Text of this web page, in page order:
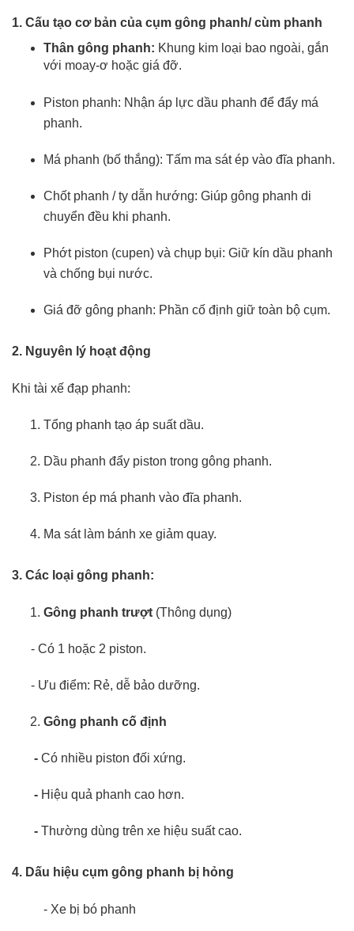
1. Cấu tạo cơ bản của cụm gông phanh/cùm phanh
Thân gông phanh: Khung kim loại bao ngoài, gắn
với moay-ơ hoặc giá đỡ.
Piston phanh: Nhận áp lực dầu phanh để đẩy má
phanh.
Má phanh (bố thắng): Tấm ma sát ép vào đĩa phanh.
Chốt phanh / ty dẫn hướng: Giúp gông phanh di
chuyển đều khi phanh.
Phớt piston (cupen) và chụp bụi: Giữ kín dầu phanh
và chống bụi nước.
Giá đỡ gông phanh: Phần cố định giữ toàn bộ cụm.
2. Nguyên lý hoạt động
Khi tài xế đạp phanh:
Tổng phanh tạo áp suất dầu.
Dầu phanh đẩy piston trong gông phanh.
Piston ép má phanh vào đĩa phanh.
Ma sát làm bánh xe giảm quay.
3. Các loại gông phanh:
Gông phanh trượt (Thông dụng)
- Có 1 hoặc 2 piston.
- Ưu điểm: Rẻ, dễ bảo dưỡng.
Gông phanh cố định
- Có nhiều piston đối xứng.
- Hiệu quả phanh cao hơn.
- Thường dùng trên xe hiệu suất cao.
4. Dấu hiệu cụm gông phanh bị hỏng
- Xe bị bó phanh